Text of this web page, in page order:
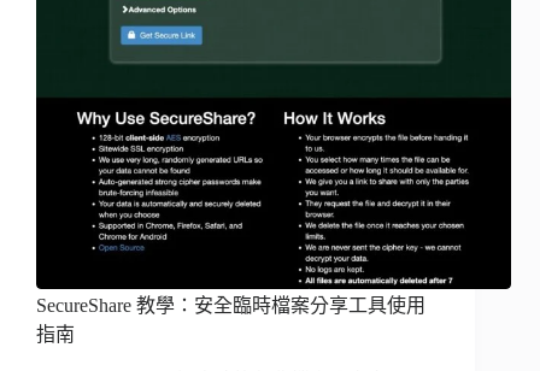
SecureShare 教學：安全臨時檔案分享工具使用
指南